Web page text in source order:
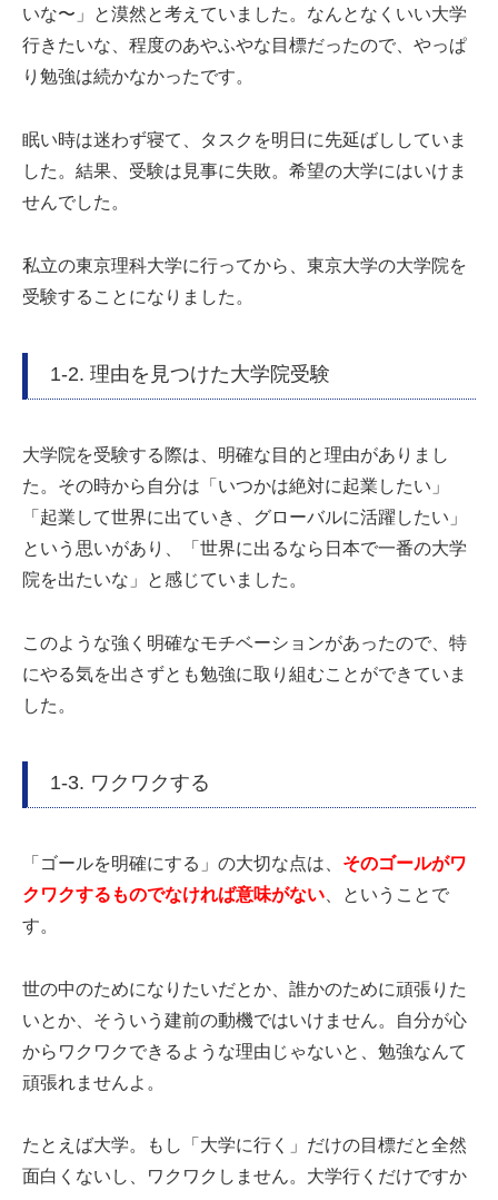
いな〜」と漠然と考えていました。なんとなくいい大学
行きたいな、程度のあやふやな目標だったので、やっぱ
り勉強は続かなかったです。
眠い時は迷わず寝て、タスクを明日に先延ばししていま
した。結果、受験は見事に失敗。希望の大学にはいけま
せんでした。
私立の東京理科大学に行ってから、東京大学の大学院を
受験することになりました。
1-2. 理由を見つけた大学院受験
大学院を受験する際は、明確な目的と理由がありまし
た。その時から自分は「いつかは絶対に起業したい」
「起業して世界に出ていき、グローバルに活躍したい」
という思いがあり、「世界に出るなら日本で一番の大学
院を出たいな」と感じていました。
このような強く明確なモチベーションがあったので、特
にやる気を出さずとも勉強に取り組むことができていま
した。
1-3. ワクワクする
「ゴールを明確にする」の大切な点は、 そのゴールがワ
クワクするものでなければ意味がない 、ということで
す。
世の中のためになりたいだとか、誰かのために頑張りた
いとか、そういう建前の動機ではいけません。自分が心
からワクワクできるような理由じゃないと、勉強なんて
頑張れませんよ。
たとえば大学。もし「大学に行く」だけの目標だと全然
面白くないし、ワクワクしません。大学行くだけですか